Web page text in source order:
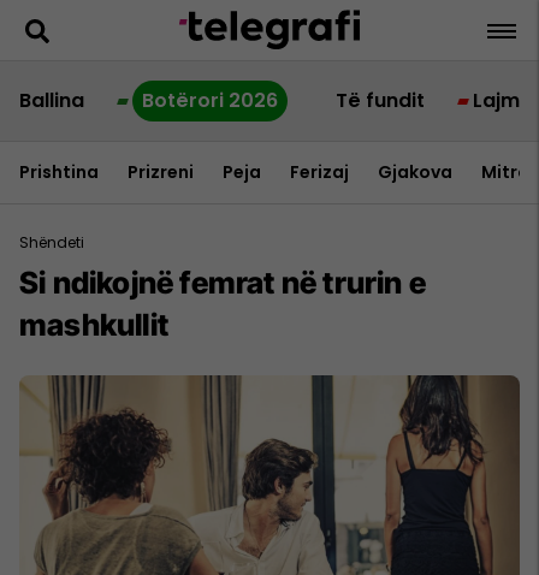
Ballina Botërori 2026 Të fundit Lajme
Prishtina Prizreni Peja Ferizaj Gjakova
Shëndeti
Si ndikojnë femrat në trurin e
mashkullit